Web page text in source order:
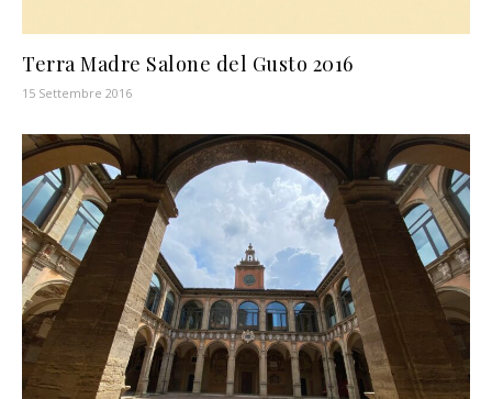
Terra Madre Salone del Gusto 2016
15 Settembre 2016